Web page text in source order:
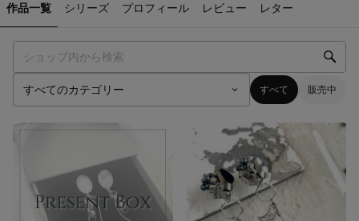
作品一覧 シリーズ プロフィール レビュー レター
すべて 販売中